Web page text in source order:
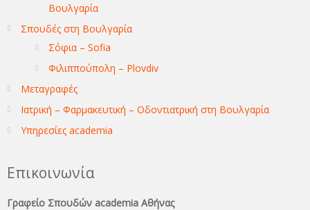
Βουλγαρία
Σπουδές στη Βουλγαρία
Σόφια – Sofia
Φιλιππούπολη – Plovdiv
Μεταγραφές
Ιατρική – Φαρμακευτική – Οδοντιατρική στη Βουλγαρία
Υπηρεσίες academia
Επικοινωνία
Γραφείο Σπουδών academia Αθήνας